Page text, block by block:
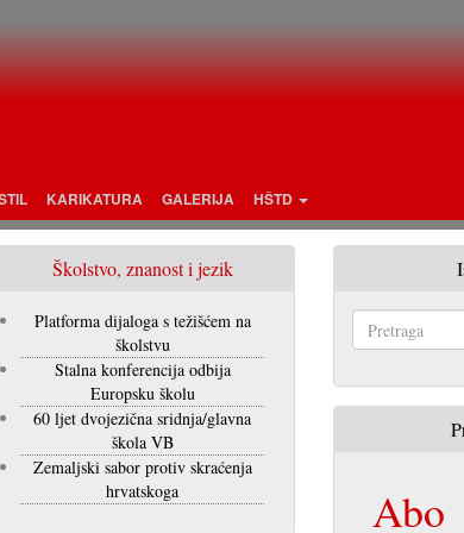
KARIKATURA GALERIJA HŠTD
Školstvo, znanost i jezik
Platforma dijaloga s težišćem na
školstvu
Stalna konferencija odbija
Europsku školu
60 ljet dvojezična sridnja/glavna
škola VB
Zemaljski sabor protiv skraćenja
hrvatskoga
Abo